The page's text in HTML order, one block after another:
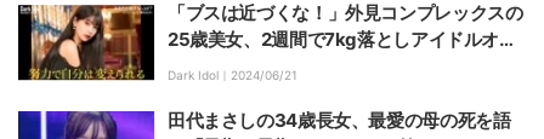
「ブスは近づくな！」外見コンプレックスの
25歳美女、2週間で7kg落としアイドルオー
ディションに挑戦
Dark Idol｜ 2024/06/21
田代まさしの34歳長女、最愛の母の死を語